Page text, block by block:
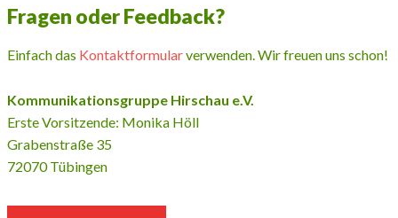
Fragen oder Feedback?
Einfach das Kontaktformularverwenden. Wir freuen uns schon!
Kommunikationsgruppe Hirschau e.V.
Erste Vorsitzende: Monika Höll
Grabenstraße 35
72070 Tübingen